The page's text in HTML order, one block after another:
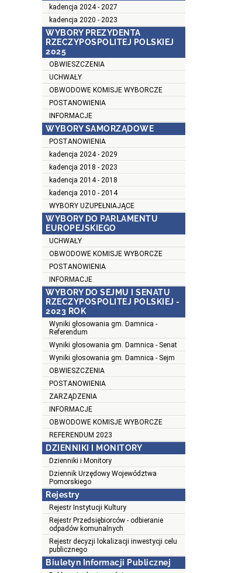
kadencja 2024 - 2027
kadencja 2020 - 2023
WYBORY PREZYDENTA
RZECZYPOSPOLITEJ POLSKIEJ
2025
OBWIESZCZENIA
UCHWAŁY
OBWODOWE KOMISJE WYBORCZE
POSTANOWIENIA
INFORMACJE
WYBORY SAMORZĄDOWE
POSTANOWIENIA
kadencja 2024 - 2029
kadencja 2018 - 2023
kadencja 2014 - 2018
kadencja 2010 - 2014
WYBORY UZUPEŁNIAJĄCE
WYBORY DO PARLAMENTU
EUROPEJSKIEGO
UCHWAŁY
OBWODOWE KOMISJE WYBORCZE
POSTANOWIENIA
INFORMACJE
WYBORY DO SEJMU I SENATU
RZECZYPOSPOLITEJ POLSKIEJ -
2023 ROK
Wyniki głosowania gm. Damnica -
Referendum
Wyniki głosowania gm. Damnica - Senat
Wyniki głosowania gm. Damnica - Sejm
OBWIESZCZENIA
POSTANOWIENIA
ZARZĄDZENIA
INFORMACJE
OBWODOWE KOMISJE WYBORCZE
REFERENDUM 2023
DZIENNIKI I MONITORY
Dzienniki i Monitory
Dziennik Urzędowy Województwa
Pomorskiego
Rejestry
Rejestr Instytucji Kultury
Rejestr Przedsiębiorców - odbieranie
odpadów komunalnych
Rejestr decyzji lokalizacji inwestycji celu
publicznego
Biuletyn Informacji Publicznej